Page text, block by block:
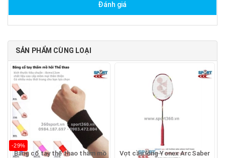
Đánh giá
SẢN PHẨM CÙNG LOẠI
-29%
Băng cổ tay thể thao thấm mồ
Vợt cầu lông Yonex ArcSaber